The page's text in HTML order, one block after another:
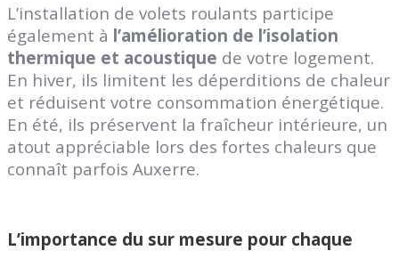
L’installation de volets roulants participe
également à l’amélioration de l’isolation
thermique et acoustique de votre logement.
En hiver, ils limitent les déperditions de chaleur
et réduisent votre consommation énergétique.
En été, ils préservent la fraîcheur intérieure, un
atout appréciable lors des fortes chaleurs que
connaît parfois Auxerre.
L’importance du sur mesure pour chaque